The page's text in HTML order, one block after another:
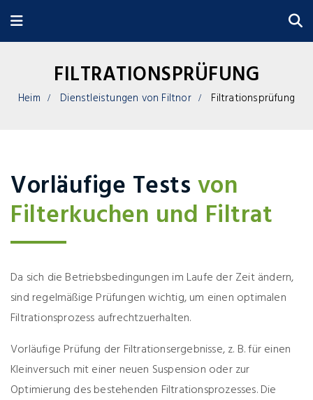
FILTRATIONSPRÜFUNG
Heim Dienstleistungen von Filtnor Filtrationsprüfung
Vorläufige Testsvon
Filterkuchen und Filtrat
Da sich die Betriebsbedingungen im Laufe der Zeit ändern,
sind regelmäßige Prüfungen wichtig, um einen optimalen
Filtrationsprozess aufrechtzuerhalten.
Vorläufige Prüfung der Filtrationsergebnisse, z. B. für einen
Kleinversuch mit einer neuen Suspension oder zur
Optimierung des bestehenden Filtrationsprozesses. Die